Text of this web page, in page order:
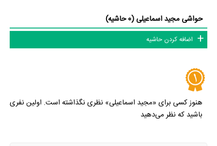
حواشی مجید اسماعیلی (0 حاشیه)
اضافه کردن حاشیه
هنوز کسی برای «مجید اسماعیلی» نظری نگذاشته است. اولین نفری
باشید که نظر می‌دهید